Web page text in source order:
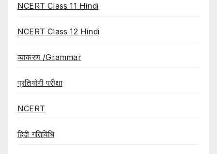
NCERT Class 11 Hindi
NCERT Class 12 Hindi
व्याकरण /Grammar
प्रतियोगी परीक्षा
NCERT
हिंदी गतिविधि